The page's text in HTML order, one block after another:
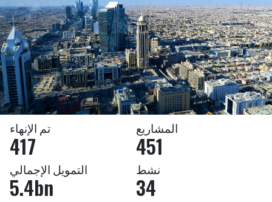
المشاريع
451
تم الإنهاء
417
نشط
34
التمويل الإجمالي
5.4bn